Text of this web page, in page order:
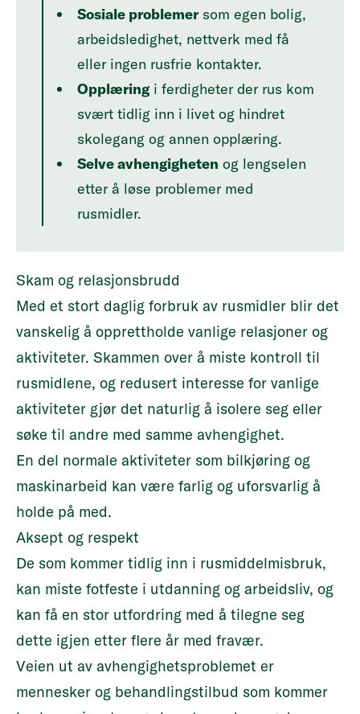
Sosiale problemersom egen bolig,
arbeidsledighet, nettverk med få
eller ingen rusfrie kontakter.
Opplæring i ferdigheter der rus kom
svært tidlig inn i livet og hindret
skolegang og annen opplæring.
Selve avhengigheten og lengselen
etter å løse problemer med
rusmidler.
Skam og relasjonsbrudd
Med et stort daglig forbruk av rusmidler blir det
vanskelig å opprettholde vanlige relasjoner og
aktiviteter. Skammen over å miste kontroll til
rusmidlene, og redusert interesse for vanlige
aktiviteter gjør det naturlig å isolere seg eller
søke til andre med samme avhengighet.
En del normale aktiviteter som bilkjøring og
maskinarbeid kan være farlig og uforsvarlig å
holde på med.
Aksept og respekt
De som kommer tidlig inn i rusmiddelmisbruk,
kan miste fotfeste i utdanning og arbeidsliv, og
kan få en stor utfordring med å tilegne seg
dette igjen etter flere år med fravær.
Veien ut av avhengighetsproblemet er
mennesker og behandlingstilbud som kommer